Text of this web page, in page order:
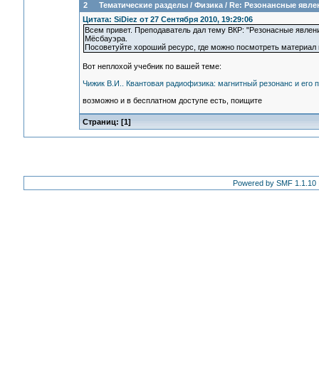
2 Тематические разделы/ Физика/ Re: Резонансные
Цитата: SiDiez от 27 Сентября 2010, 19:29:06
Всем привет. Преподаватель дал тему ВКР: "Резонасные
Мёсбауэра.
Посоветуйте хороший ресурс, где можно посмотреть
Вот неплохой учебник по вашей теме:
Чижик В.И.. Квантовая радиофизика: магнитный резонанс и его
возможно и в бесплатном доступе есть, поищите
Страниц: [1]
Powered by SMF 1.1.10